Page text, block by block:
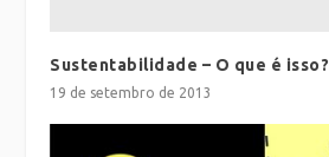
Sustentabilidade – O que é isso?
19 de setembro de 2013